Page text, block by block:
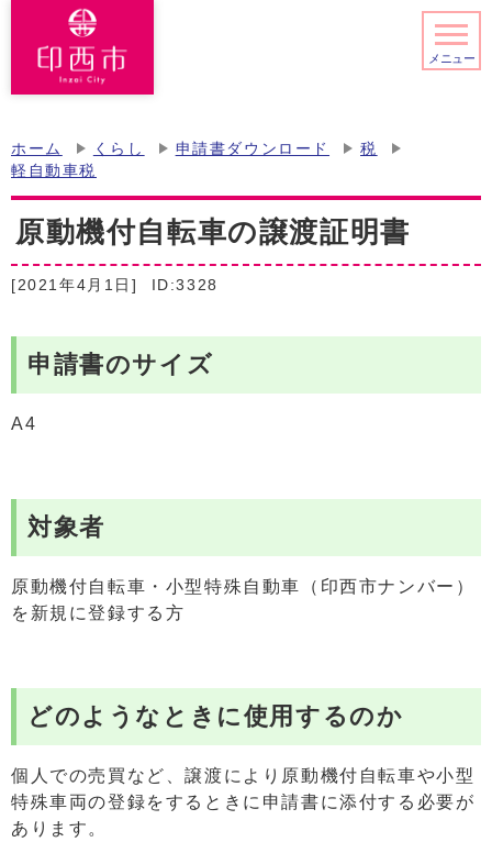
メニュー
ホーム くらし 申請書ダウンロード
税
軽自動車税
原動機付自転車の譲渡証明書
[2021年4月1日] ID:3328
申請書のサイズ
A4
対象者
原動機付自転車・小型特殊自動車（印西市ナンバー）
を新規に登録する方
どのようなときに使用するのか
個人での売買など、譲渡により原動機付自転車や小型
特殊車両の登録をするときに申請書に添付する必要が
あります。